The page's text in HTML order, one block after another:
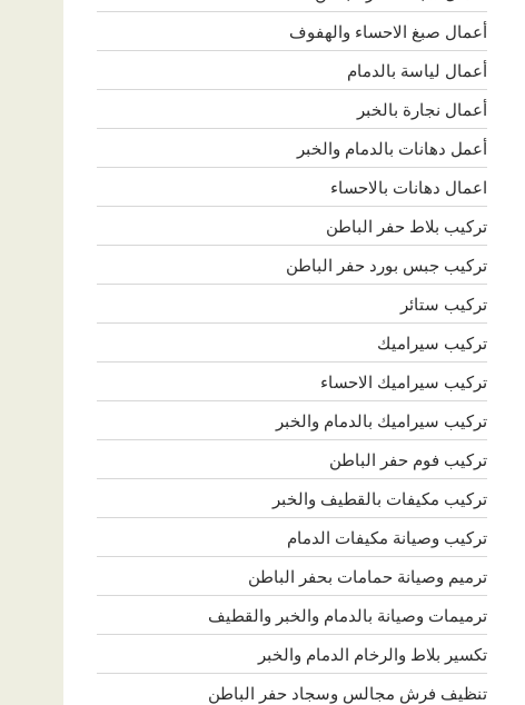
أعمال صبغ الاحساء والهفوف
أعمال لياسة بالدمام
أعمال نجارة بالخبر
أعمل دهانات بالدمام والخبر
اعمال دهانات بالاحساء
تركيب بلاط حفر الباطن
تركيب جبس بورد حفر الباطن
تركيب ستائر
تركيب سيراميك
تركيب سيراميك الاحساء
تركيب سيراميك بالدمام والخبر
تركيب فوم حفر الباطن
تركيب مكيفات بالقطيف والخبر
تركيب وصيانة مكيفات الدمام
ترميم وصيانة حمامات بحفر الباطن
ترميمات وصيانة بالدمام والخبر والقطيف
تكسير بلاط والرخام الدمام والخبر
تنظيف فرش مجالس وسجاد حفر الباطن